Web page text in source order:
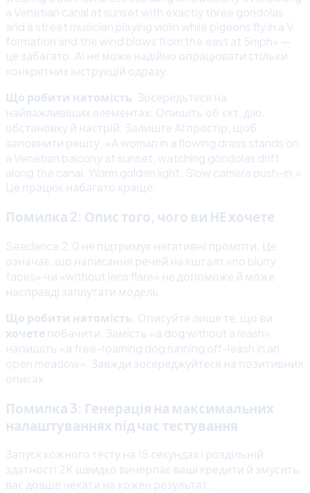
a Venetian canal at sunset with exactly three gondolas
and a street musician playing violin while pigeons fly in a V
formation and the wind blows from the east at 5mph» —
це забагато. AI не може надійно опрацювати стільки
конкретних інструкцій одразу.
Що робити натомість: Зосередьтеся на
найважливіших елементах. Опишіть об’єкт, дію,
обстановку й настрій. Залиште AI простір, щоб
заповнити решту. «A woman in a flowing dress stands on
a Venetian balcony at sunset, watching gondolas drift
along the canal. Warm golden light. Slow camera push-in.»
Це працює набагато краще.
Помилка 2: Опис того, чого ви НЕ хочете
Seedance 2.0 не підтримує негативні промпти. Це
означає, що написання речей на кшталт «no blurry
faces» чи «without lens flare» не допоможе й може
насправді заплутати модель.
Що робити натомість: Описуйте лише те, що ви
хочете побачити. Замість «a dog without a leash»
напишіть «a free-roaming dog running off-leash in an
open meadow». Завжди зосереджуйтеся на позитивних
описах.
Помилка 3: Генерація на максимальних
налаштуваннях під час тестування
Запуск кожного тесту на 15 секундах і роздільній
здатності 2K швидко вичерпає ваші кредити й змусить
вас довше чекати на кожен результат.